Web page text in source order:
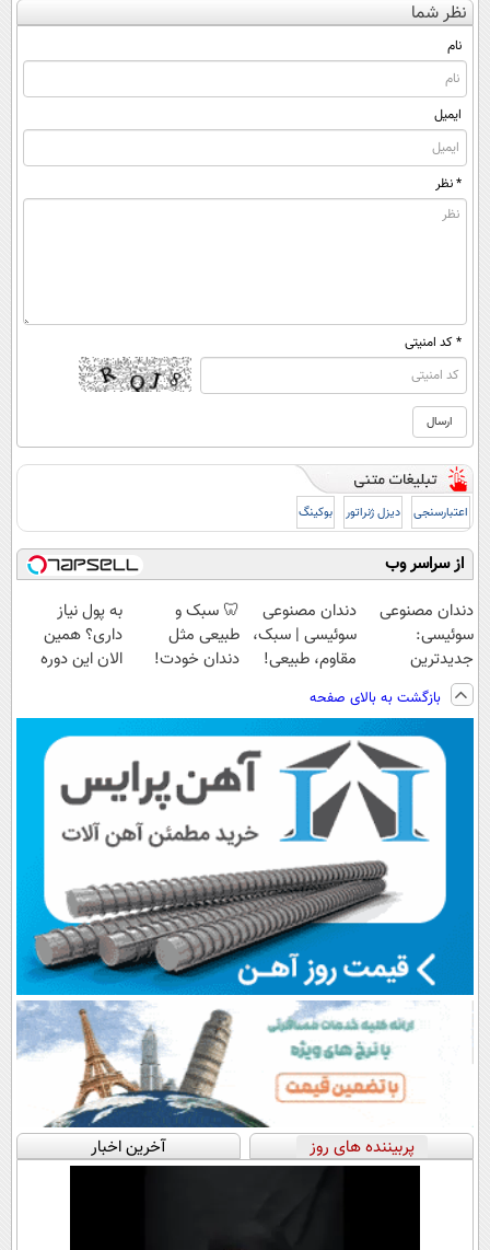
(◀پرسش‌نامه)
کن ▶
◂پرسش‌نامه)
نظر شما
نام
ایمیل
* نظر
* کد امنیتی
اعتبارسنجی دیزل ژنراتور بوکینگ
از سراسر وب
دندان مصنوعی
سوئیسی:
جدیدترین
فناوری اروپا،
سبک و مقاوم |
پرداخت قسطی
دندان مصنوعی
سوئیسی | سبک،
مقاوم، طبیعی!
رایگان+پرداخت
اقساطی😍
🦷 سبک و
طبیعی مثل
دندان خودت!
💳 📍 تهران
به پول نیاز
داری؟ همین
الان این دوره
بازگشت به بالای صفحه
پربیننده های روز آخرین اخبار